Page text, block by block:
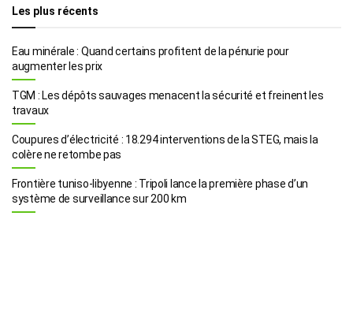
Les plus récents
Eau minérale : Quand certains profitent de la pénurie pour
augmenter les prix
TGM : Les dépôts sauvages menacent la sécurité et freinent les
travaux
Coupures d’électricité : 18.294 interventions de la STEG, mais la
colère ne retombe pas
Frontière tuniso-libyenne : Tripoli lance la première phase d’un
système de surveillance sur 200 km